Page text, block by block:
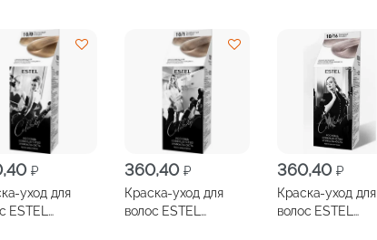
₽
уход для
ESTEL
360,40 ₽
Краска-уход для
волос ESTEL
360,40 ₽
Краска-уход для
волос ESTEL